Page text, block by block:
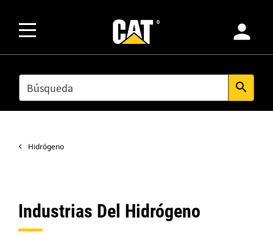
person
SEARCH search
Hidrógeno
Industrias Del Hidrógeno